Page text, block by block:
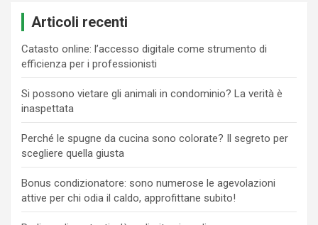
Articoli recenti
Catasto online: l’accesso digitale come strumento di
efficienza per i professionisti
Si possono vietare gli animali in condominio? La verità è
inaspettata
Perché le spugne da cucina sono colorate? Il segreto per
scegliere quella giusta
Bonus condizionatore: sono numerose le agevolazioni
attive per chi odia il caldo, approfittane subito!